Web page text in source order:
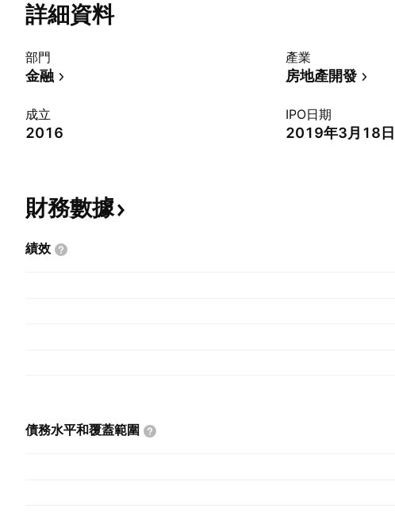
詳細資料
部門
金融
產業
房地產開發
成立
2016
IPO日期
2019年3月18日
財務數據
績效
債務水平和覆蓋範圍